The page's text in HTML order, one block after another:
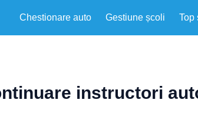
Chestionare auto Gestiune școli Top
instructori